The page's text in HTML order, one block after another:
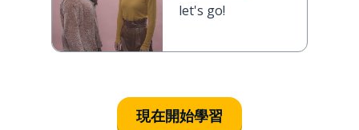
let's go!
現在開始學習